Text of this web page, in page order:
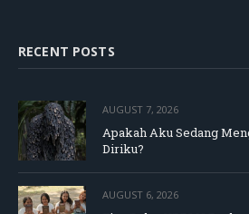
RECENT POSTS
AUGUST 7, 2026
Apakah Aku Sedang
Diriku?
AUGUST 6, 2026